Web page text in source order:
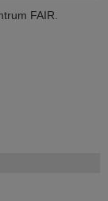
FAIR.